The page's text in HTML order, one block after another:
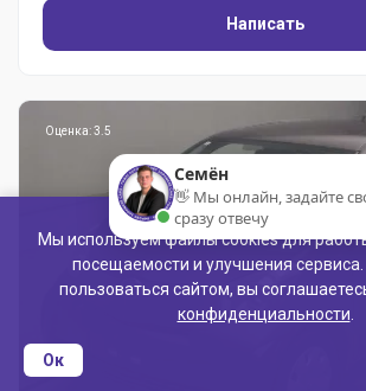
Написать
Оценка: 3.5
Мы используем файлы cookies для
посещаемости и улучшения
пользоваться сайтом, вы
конфиденциальности
Ок
Семён
👋 Мы онлайн, задайте
сразу отвечу